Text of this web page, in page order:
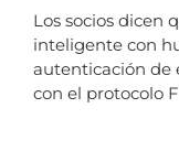
Los socios dicen
inteligente con
autenticación de
con el protocolo